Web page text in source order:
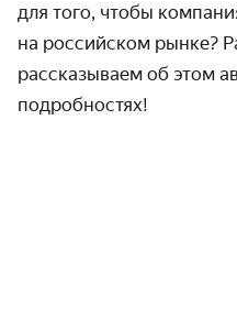
для того, чтобы
на российском рынке?
рассказываем об этом
подробностях!